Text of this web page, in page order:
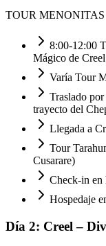
TOUR MENONITAS
8:00-12:00
Mágico de
Varía Tour
Traslado
trayecto del
Llegada a
Tour
Cusarare)
Check-in en
Hospedaje
Día 2: Creel –